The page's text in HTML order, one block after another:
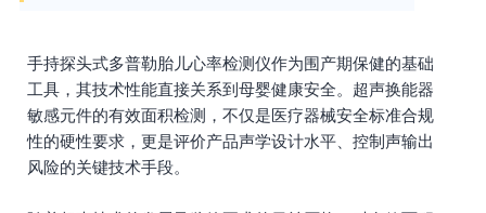
手持探头式多普勒胎儿心率检测仪作为围产期保健的基础
工具，其技术性能直接关系到母婴健康安全。超声换能器
敏感元件的有效面积检测，不仅是医疗器械安全标准合规
性的硬性要求，更是评价产品声学设计水平、控制声输出
风险的关键技术手段。